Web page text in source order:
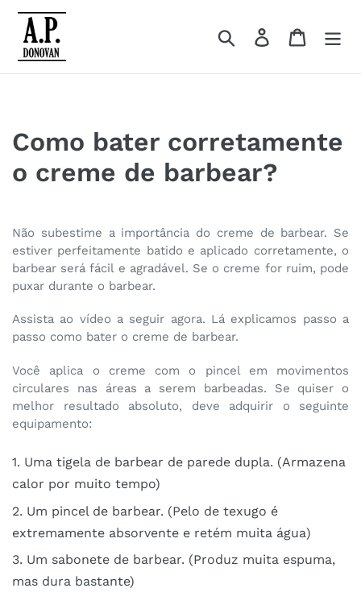
Pular
para
conteúdo
Buscar Entrar
Como bater corretamente
o creme de barbear?
Não subestime a importância do creme de barbear. Se
estiver perfeitamente batido e aplicado corretamente, o
barbear será fácil e agradável. Se o creme for ruim, pode
puxar durante o barbear.
Assista ao vídeo a seguir agora. Lá explicamos passo a
passo como bater o creme de barbear.
Você aplica o creme com o pincel em movimentos
circulares nas áreas a serem barbeadas. Se quiser o
melhor resultado absoluto, deve adquirir o seguinte
equipamento:
Uma tigela de barbear de parede dupla. (Armazena
calor por muito tempo)
Um pincel de barbear. (Pelo de texugo é
extremamente absorvente e retém muita água)
Um sabonete de barbear. (Produz muita espuma,
mas dura bastante)